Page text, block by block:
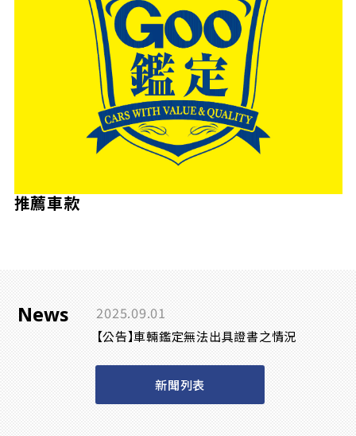
推薦車款
News 2025.09.01
【公告】車輛鑑定無法出具證書之情況
新聞列表